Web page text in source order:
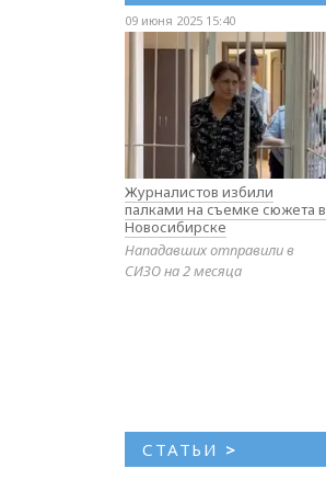
09 июня 2025 15:40
Журналистов избили
палками на съемке сюжета в
Новосибирске
Нападавших отправили в
СИЗО на 2 месяца
СТАТЬИ >